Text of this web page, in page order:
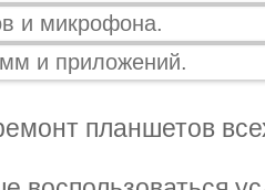
и микрофона.
и приложений.
планшетов